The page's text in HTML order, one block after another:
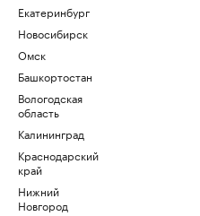
Екатеринбург
Новосибирск
Омск
Башкортостан
Вологодская
область
Калининград
Краснодарский
край
Нижний
Новгород